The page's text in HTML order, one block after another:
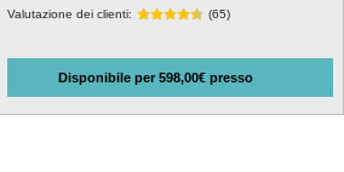
Valutazione dei clienti: (65)
Disponibile per 598,00€ presso